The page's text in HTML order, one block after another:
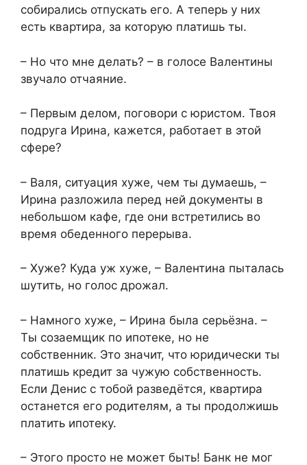
собирались отпускать его. А теперь у них
есть квартира, за которую платишь ты.
– Но что мне делать? – в голосе Валентины
звучало отчаяние.
– Первым делом, поговори с юристом. Твоя
подруга Ирина, кажется, работает в этой
сфере?
– Валя, ситуация хуже, чем ты думаешь, –
Ирина разложила перед ней документы в
небольшом кафе, где они встретились во
время обеденного перерыва.
– Хуже? Куда уж хуже, – Валентина пыталась
шутить, но голос дрожал.
– Намного хуже, – Ирина была серьёзна. –
Ты созаемщик по ипотеке, но не
собственник. Это значит, что юридически ты
платишь кредит за чужую собственность.
Если Денис с тобой разведётся, квартира
останется его родителям, а ты продолжишь
платить ипотеку.
– Этого просто не может быть! Банк не мог